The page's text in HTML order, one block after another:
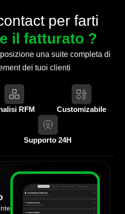
ontact per farti
i fatturato ?
una suite completa di
dei tuoi clienti
RFM Customizabile
Supporto 24H